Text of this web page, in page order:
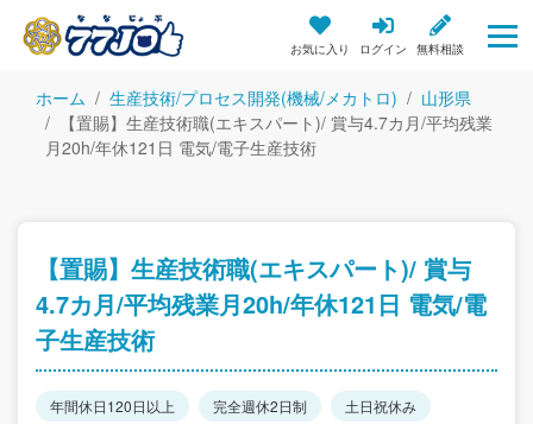
お気に入り ログイン 無料相談
ホーム 生産技術/プロセス開発(機械/メカトロ)
山形県
【置賜】生産技術職(エキスパート)/ 賞与4.7カ月/平均残業
月20h/年休121日 電気/電子生産技術
【置賜】生産技術職(エキスパート)/ 賞与
4.7カ月/平均残業月20h/年休121日 電気/電
子生産技術
年間休日120日以上 完全週休2日制
土日祝休み